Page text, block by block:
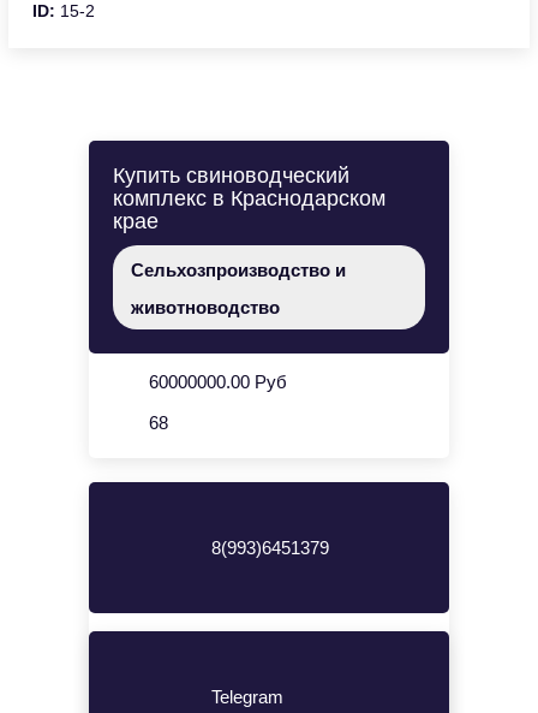
ID: 15-2
Купить свиноводческий
комплекс в Краснодарском
крае
Сельхозпроизводство и
животноводство
60000000.00 Руб
68
8(993)6451379
Telegram